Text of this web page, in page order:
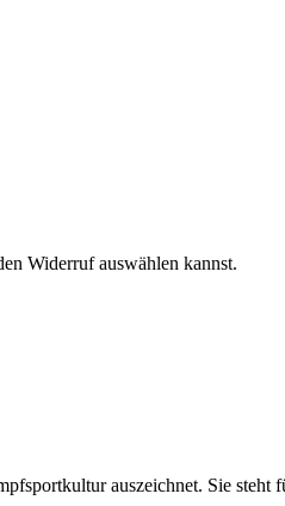
Widerruf auswählen kannst.
auszeichnet. Sie steht